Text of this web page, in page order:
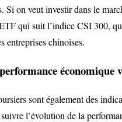
Si on veut investir dans le
qui suit l’indice CSI 300,
entreprises chinoises.
économique
sont également des
l’évolution de la